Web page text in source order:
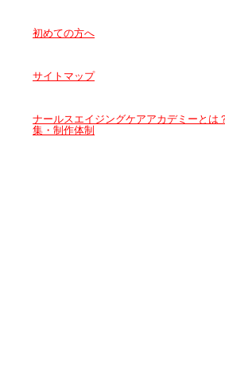
初めての方へ
サイトマップ
ナールスエイジングケアアカデミーとは
集・制作体制